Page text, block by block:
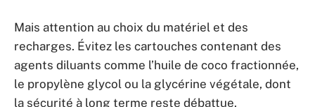
Mais attention au choix du matériel et des
recharges. Évitez les cartouches contenant des
agents diluants comme l’huile de coco fractionnée,
le propylène glycol ou la glycérine végétale, dont
la sécurité à long terme reste débattue.